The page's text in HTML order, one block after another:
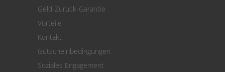
Geld-Zurück-Garantie
Vorteile
Kontakt
Gutscheinbedingungen
Soziales Engagement